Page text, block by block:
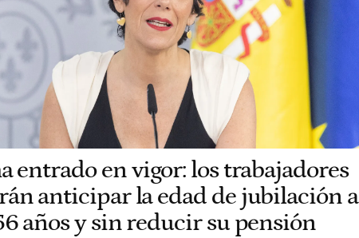
entrado en vigor: los trabajadores
anticipar la edad de jubilación a
años y sin reducir su pensión